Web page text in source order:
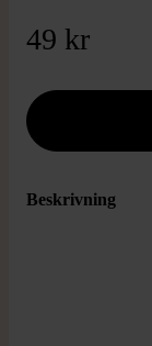
49 kr
Beskrivning